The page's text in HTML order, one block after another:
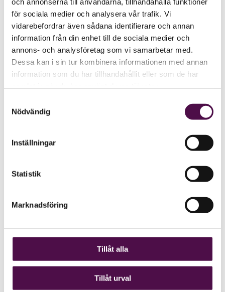
för sociala medier och analysera vår trafik. Vi
vidarebefordrar även sådana identifierare och annan
information från din enhet till de sociala medier och
annons- och analysföretag som vi samarbetar med.
Dessa kan i sin tur kombinera informationen med annan
information som du har tillhandahållit eller som de har
Nödvändig
Inställningar
Statistik
Marknadsföring
Tillåt alla
Tillåt urval